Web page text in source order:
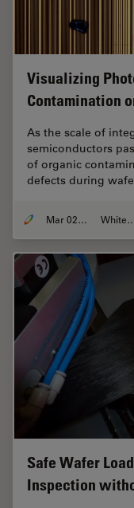
Visualizing
Contamination
As the scale of
semiconductors
of organic
defects during
Mar 02, 2026
Safe Wafer
Inspection